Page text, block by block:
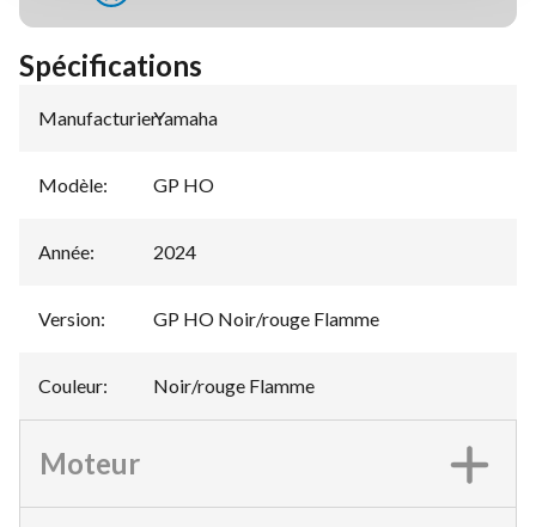
Spécifications
Manufacturier:
Yamaha
Modèle: GP HO
Année: 2024
Version: GP HO Noir/rouge Flamme
Couleur: Noir/rouge Flamme
Moteur